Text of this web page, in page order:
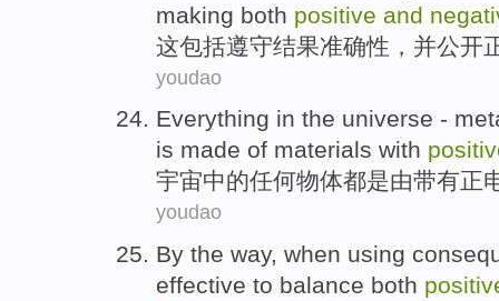
making both positive and
这包括遵守结果准确性 ， 并公开
youdao
Everything in the universe -
is made of materials with
宇宙中的任何物体都是由带有正
youdao
By the way, when using
effective to balance both